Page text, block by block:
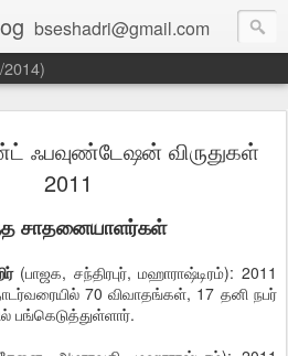
bseshadri@gmail.com
2014)
ஃபவுண்டேஷன் விருதுகள்
2011
சாதனையாளர்கள்
(பாஜக, சந்திரபுர், மஹாராஷ்டிரம்): 2011
70 விவாதங்கள், 17 தனி நபர்
பங்கெடுத்துள்ளார்.